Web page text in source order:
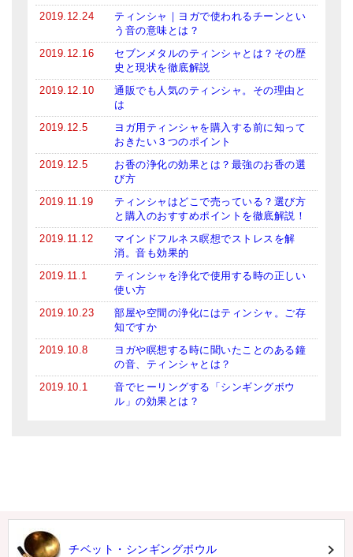
2019.12.24
ティンシャ｜ヨガで使われるチーンとい
う音の意味とは？
2019.12.16
セブンメタルのティンシャとは？その歴
史と現状を徹底解説
2019.12.10
通販でも人気のティンシャ。その理由と
は
2019.12.5
ヨガ用ティンシャを購入する前に知って
おきたい３つのポイント
2019.12.5
お香の浄化の効果とは？最強のお香の選
び方
2019.11.19
ティンシャはどこで売っている？選び方
と購入のおすすめポイントを徹底解説！
2019.11.12
マインドフルネス瞑想でストレスを解
消。音も効果的
2019.11.1
ティンシャを浄化で使用する時の正しい
使い方
2019.10.23
部屋や空間の浄化にはティンシャ。ご存
知ですか
2019.10.8
ヨガや瞑想する時に聞いたことのある鐘
の音、ティンシャとは？
2019.10.1
音でヒーリングする「シンギングボウ
ル」の効果とは？
チベット・シンギングボウル